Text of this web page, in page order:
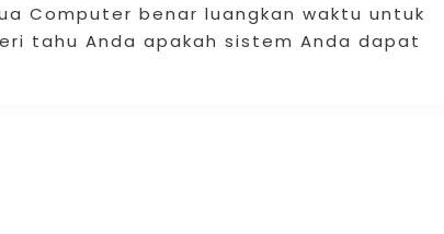
Computer benar luangkan waktu untuk
tahu Anda apakah sistem Anda dapat